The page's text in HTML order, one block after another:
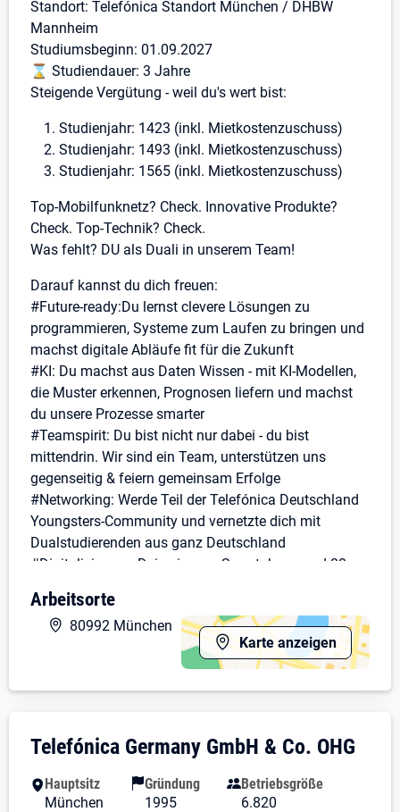
Standort: Telefónica Standort München / DHBW
Mannheim
Studiumsbeginn: 01.09.2027
⌛ Studiendauer: 3 Jahre
Steigende Vergütung - weil du's wert bist:
Studienjahr: 1423 (inkl. Mietkostenzuschuss)
Studienjahr: 1493 (inkl. Mietkostenzuschuss)
Studienjahr: 1565 (inkl. Mietkostenzuschuss)
Top-Mobilfunknetz? Check. Innovative Produkte?
Check. Top-Technik? Check.
Was fehlt? DU als Duali in unserem Team!
Darauf kannst du dich freuen:
#Future-ready:Du lernst clevere Lösungen zu
programmieren, Systeme zum Laufen zu bringen und
machst digitale Abläufe fit für die Zukunft
#KI: Du machst aus Daten Wissen - mit KI-Modellen,
die Muster erkennen, Prognosen liefern und machst
du unsere Prozesse smarter
#Teamspirit: Du bist nicht nur dabei - du bist
mittendrin. Wir sind ein Team, unterstützen uns
gegenseitig & feiern gemeinsam Erfolge
#Networking: Werde Teil der Telefónica Deutschland
Youngsters-Community und vernetzte dich mit
Dualstudierenden aus ganz Deutschland
#Digitalisierung: Dein eigenes Smartphone und 80
Mobilfunkvertrag warten auf dich
#Schulabschluss: Sehr gutes bis gutes (Fach-)Abitur
#AlwaysConnected: Du bist in der digitalen Welt
nur ein Gadget? - It's a match!
Arbeitsorte
Karte anzeigen
80992 München
Unternehmensdarstellung: Telefónica
Telefónica Germany GmbH & Co. OHG
Hauptsitz
München
Gründung
1995
Betriebsgröße
6.820